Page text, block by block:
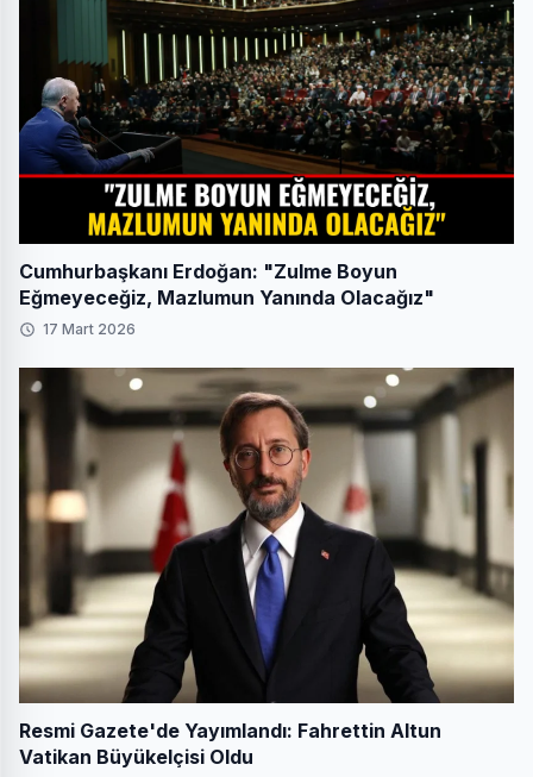
Cumhurbaşkanı Erdoğan: "Zulme Boyun
Eğmeyeceğiz, Mazlumun Yanında Olacağız"
17 Mart 2026
Resmi Gazete'de Yayımlandı: Fahrettin Altun
Vatikan Büyükelçisi Oldu